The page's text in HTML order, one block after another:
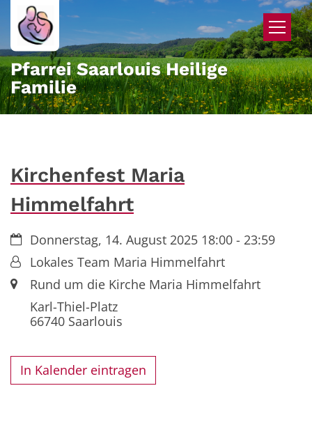
Zum Inhalt springen
Pfarrei Saarlouis Heilige
Familie
Kirchenfest Maria
Himmelfahrt
Datum:Donnerstag, 14. August 2025 18:00 - 23:59
Von:Lokales Team Maria Himmelfahrt
Ort:Rund um die Kirche Maria Himmelfahrt
Karl-Thiel-Platz
66740Saarlouis
In Kalender eintragen